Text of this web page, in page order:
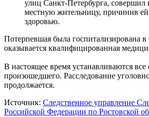
улиц Санкт-Петербурга, совершил
местную жительницу, причинив
здоровью.
Потерпевшая была госпитализирована в
оказывается квалифицированная
В настоящее время устанавливаются все
произошедшего. Расследование
продолжается.
Источник: Следственное управление
Российской Федерации по Ростовской